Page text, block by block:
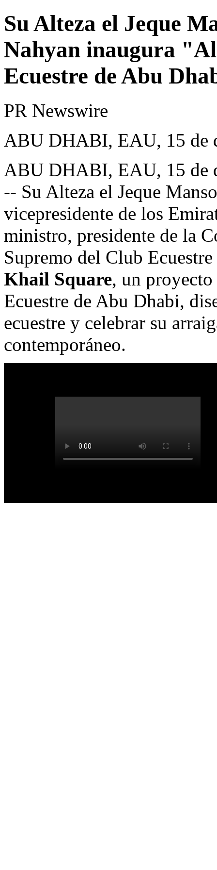
Su Alteza el Jeque
Nahyan inaugura
Ecuestre de Abu
PR Newswire
ABU DHABI, EAU, 15 de
ABU DHABI, EAU, 15 de
-- Su Alteza el Jeque
vicepresidente de los
ministro, presidente de la
Supremo del Club
Khail Square, un
Ecuestre de Abu Dhabi,
ecuestre y celebrar su
contemporáneo.